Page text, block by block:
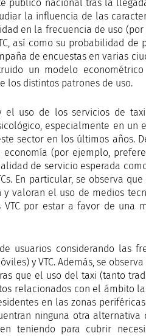
público nacional tras la
la influencia de las
en la frecuencia de uso
así como su probabilidad
de encuestas en varias
un modelo econométrico
los distintos patrones de uso.
uso de los servicios de taxi
especialmente en un
sector en los últimos años.
(por ejemplo,
de servicio esperada
En particular, se observa
valoran el uso de medios
por estar a favor de una
usuarios considerando las
y VTC. Además, se
que el uso del taxi (tanto
relacionados con el ámbito
en las zonas
ninguna otra alternativa
teniendo para cubrir